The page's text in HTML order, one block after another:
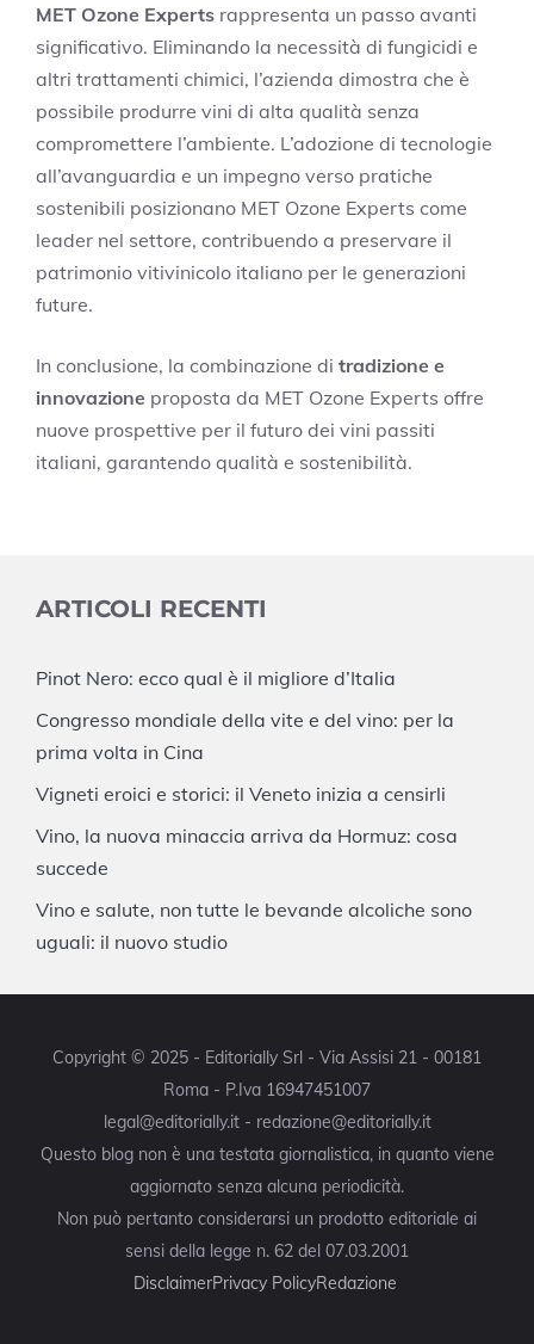
MET Ozone Experts rappresenta un passo avanti
significativo. Eliminando la necessità di fungicidi e
altri trattamenti chimici, l’azienda dimostra che è
possibile produrre vini di alta qualità senza
compromettere l’ambiente. L’adozione di tecnologie
all’avanguardia e un impegno verso pratiche
sostenibili posizionano MET Ozone Experts come
leader nel settore, contribuendo a preservare il
patrimonio vitivinicolo italiano per le generazioni
future.
In conclusione, la combinazione di tradizione e
innovazione proposta da MET Ozone Experts offre
nuove prospettive per il futuro dei vini passiti
italiani, garantendo qualità e sostenibilità.
ARTICOLI RECENTI
Pinot Nero: ecco qual è il migliore d’Italia
Congresso mondiale della vite e del vino: per la
prima volta in Cina
Vigneti eroici e storici: il Veneto inizia a censirli
Vino, la nuova minaccia arriva da Hormuz: cosa
succede
Vino e salute, non tutte le bevande alcoliche sono
uguali: il nuovo studio
Copyright © 2025 - Editorially Srl - Via Assisi 21 - 00181
Roma - P.Iva 16947451007
legal@editorially.it - redazione@editorially.it
Questo blog non è una testata giornalistica, in quanto viene
aggiornato senza alcuna periodicità.
Non può pertanto considerarsi un prodotto editoriale ai
sensi della legge n. 62 del 07.03.2001
DisclaimerPrivacy PolicyRedazione